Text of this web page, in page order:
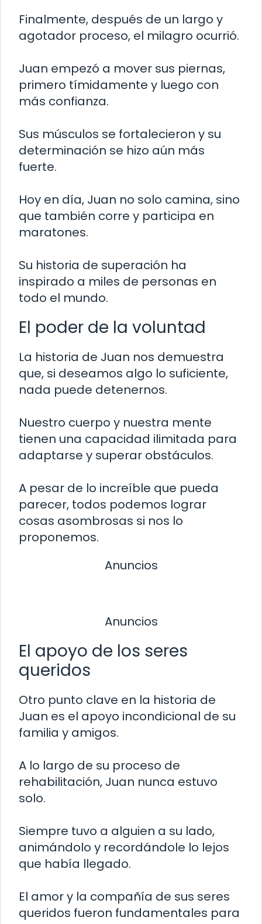
Finalmente, después de un largo y
agotador proceso, el milagro ocurrió.
Juan empezó a mover sus piernas,
primero tímidamente y luego con
más confianza.
Sus músculos se fortalecieron y su
determinación se hizo aún más
fuerte.
Hoy en día, Juan no solo camina, sino
que también corre y participa en
maratones.
Su historia de superación ha
inspirado a miles de personas en
todo el mundo.
El poder de la voluntad
La historia de Juan nos demuestra
que, si deseamos algo lo suficiente,
nada puede detenernos.
Nuestro cuerpo y nuestra mente
tienen una capacidad ilimitada para
adaptarse y superar obstáculos.
A pesar de lo increíble que pueda
parecer, todos podemos lograr
cosas asombrosas si nos lo
proponemos.
Anuncios
Anuncios
El apoyo de los seres
queridos
Otro punto clave en la historia de
Juan es el apoyo incondicional de su
familia y amigos.
A lo largo de su proceso de
rehabilitación, Juan nunca estuvo
solo.
Siempre tuvo a alguien a su lado,
animándolo y recordándole lo lejos
que había llegado.
El amor y la compañía de sus seres
queridos fueron fundamentales para